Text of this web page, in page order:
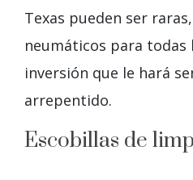
Texas pueden ser
neumáticos para todas
inversión que le hará
arrepentido.
Escobillas de